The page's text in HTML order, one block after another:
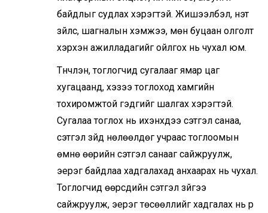
байдлыг судлах хэрэгтэй. Жишээлбэл, үнэт
зүйлс, шагналын хэмжээ, мөн буцаан олголт
хэрхэн ажилладагийг ойлгох нь чухал юм.
Түүнчлэн, тоглогчид сугалааг ямар цаг
хугацаанд, хэзээ тоглоход хамгийн
тохиромжтой гэдгийг шалгах хэрэгтэй.
Сугалаа тоглох нь ихэнхдээ сэтгэл санаа,
сэтгэл зүйд нөлөөлдөг учраас тоглоомын
өмнө өөрийн сэтгэл санааг сайжруулж,
эерэг байдлаа хадгалахад анхаарах нь чухал.
Тоглогчид өөрсдийн сэтгэл зүйгээ
сайжруулж, эерэг төсөөллийг хадгалах нь үр